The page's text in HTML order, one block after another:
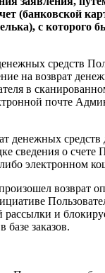
(банковской
с которого
средств
на возврат
в
почте
денежных
сведения о счете
электронном
возврат
рассылки и
базе заказов.